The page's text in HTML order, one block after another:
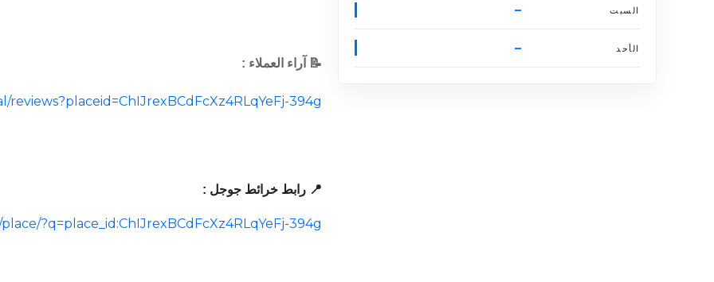
السبت –
الأحد –
📝 آراء العملاء :
reviews?placeid=ChIJrexBCdFcXz4RLqYeFj-394g
📍 رابط خرائط جوجل :
?q=place_id:ChIJrexBCdFcXz4RLqYeFj-394g